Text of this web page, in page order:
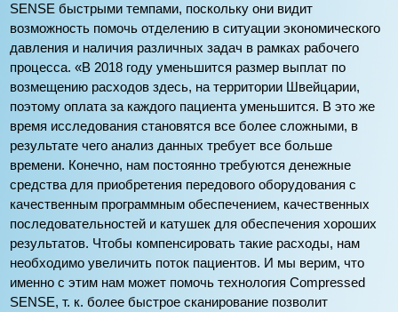
SENSE быстрыми темпами, поскольку они видит
возможность помочь отделению в ситуации экономического
давления и наличия различных задач в рамках рабочего
процесса. «В 2018 году уменьшится размер выплат по
возмещению расходов здесь, на территории Швейцарии,
поэтому оплата за каждого пациента уменьшится. В это же
время исследования становятся все более сложными, в
результате чего анализ данных требует все больше
времени. Конечно, нам постоянно требуются денежные
средства для приобретения передового оборудования с
качественным программным обеспечением, качественных
последовательностей и катушек для обеспечения хороших
результатов. Чтобы компенсировать такие расходы, нам
необходимо увеличить поток пациентов. И мы верим, что
именно с этим нам может помочь технология Compressed
SENSE, т. к. более быстрое сканирование позволит